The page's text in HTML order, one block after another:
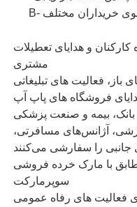
تجاری مطابقت دارد و با هدف جستجوی خریداران مختلف B-
و هدایای تعطیلات
مشتری
باز، فعالیت های تبلیغاتی
فروشگاه های پاپ آپ
بیمه و صنعت پزشکی
آژانس‌های مسافرتی،
جانبی را سفارشی می‌کنند
با مارک خرده فروشی
سوپرمارکت
فعالیت های رفاه عمومی